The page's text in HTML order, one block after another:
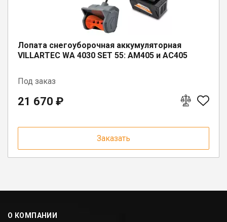
Лопата снегоуборочная аккумуляторная
VILLARTEC WA 4030 SET 55: AM405 и AC405
Под заказ
21 670 ₽
Заказать
О КОМПАНИИ